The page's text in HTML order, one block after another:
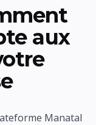
aux
Manatal